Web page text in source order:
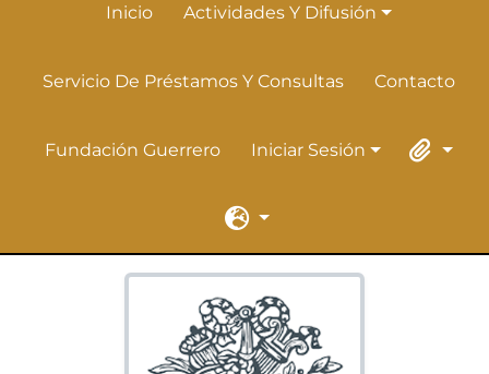
Inicio Actividades Y Difusión
Actividades Y Difusión
Servicio De Préstamos Y Consultas Contacto
Fundación Guerrero Iniciar Sesión
Iniciar Sesión
Idioma